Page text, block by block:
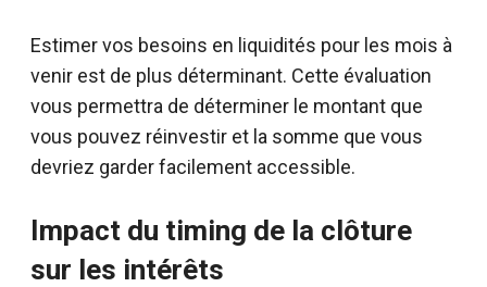
Estimer vos besoins en liquidités pour les mois à
venir est de plus déterminant. Cette évaluation
vous permettra de déterminer le montant que
vous pouvez réinvestir et la somme que vous
devriez garder facilement accessible.
Impact du timing de la clôture
sur les intérêts